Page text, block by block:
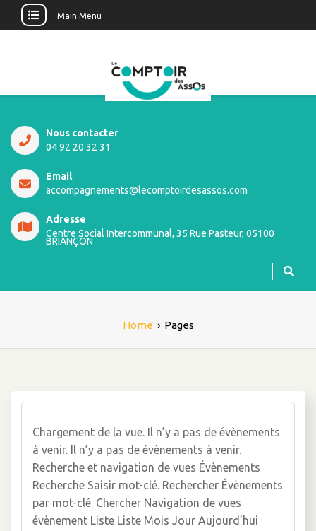
Main Menu
Nous contacter
04 92 20 32 31
Email
accompagnements@lecomptoirdesassos.com
Adresse
Centre Social Intercommunal, 35 Rue Pasteur, 05100
BRIANÇON
Home › Pages
Chargement de la vue. Il n’y a pas de évènements
à venir. Il n’y a pas de évènements à venir.
Recherche et navigation de vues Évènements
Recherche Saisir mot-clé. Rechercher Évènements
par mot-clé. Chercher Navigation de vues
évènement Liste Liste Mois Jour Aujourd’hui